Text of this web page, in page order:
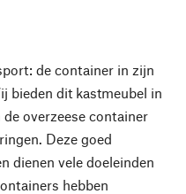
de container in zijn
bieden dit kastmeubel in
overzeese container
Deze goed
dienen vele doeleinden
hebben